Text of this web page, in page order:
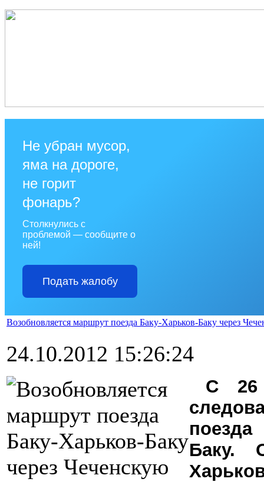
Не убран мусор,
яма на дороге,
не горит
фонарь?
Столкнулись с
проблемой — сообщите о
ней!
Подать жалобу
Возобновляется маршрут поезда Баку-Харьков-Баку через
24.10.2012 15:26:24
С 26
Баку.